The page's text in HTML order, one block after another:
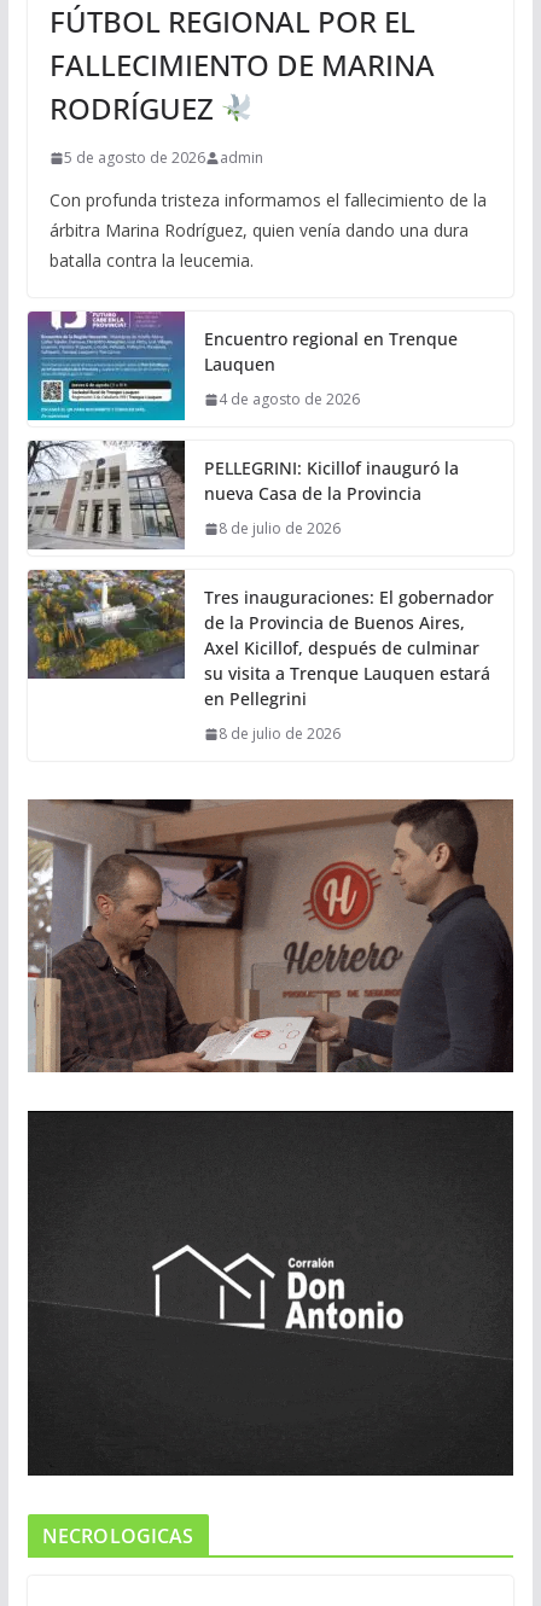
FÚTBOL REGIONAL POR EL
FALLECIMIENTO DE MARINA
RODRÍGUEZ
5 de agosto de 2026 admin
Con profunda tristeza informamos el fallecimiento de la
árbitra Marina Rodríguez, quien venía dando una dura
batalla contra la leucemia.
Encuentro regional en Trenque
Lauquen
4 de agosto de 2026
PELLEGRINI: Kicillof inauguró la
nueva Casa de la Provincia
8 de julio de 2026
Tres inauguraciones: El gobernador
de la Provincia de Buenos Aires,
Axel Kicillof, después de culminar
su visita a Trenque Lauquen estará
en Pellegrini
8 de julio de 2026
NECROLOGICAS